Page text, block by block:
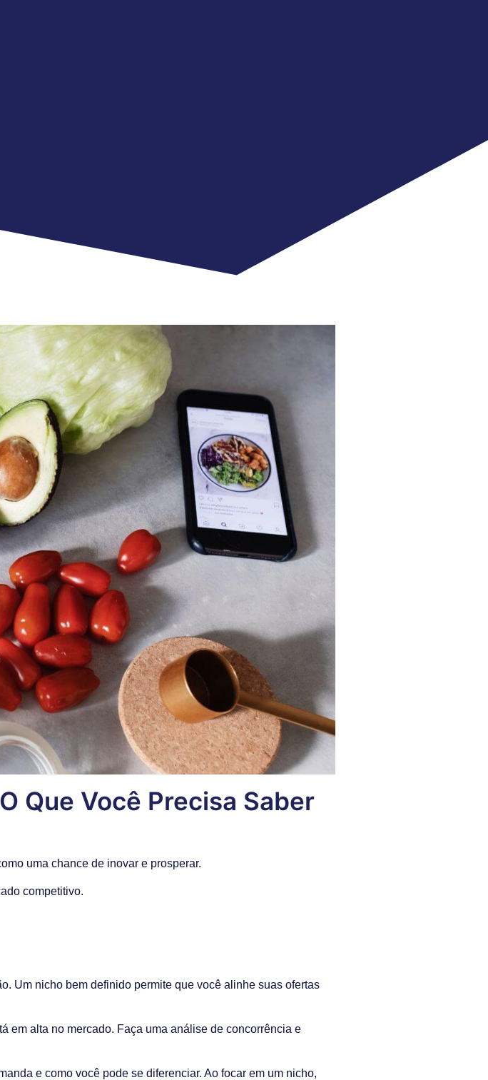
Que Você Precisa Saber
uma chance de inovar e prosperar.
competitivo.
Um nicho bem definido permite que você alinhe suas ofertas
em alta no mercado. Faça uma análise de concorrência e
e como você pode se diferenciar. Ao focar em um nicho,